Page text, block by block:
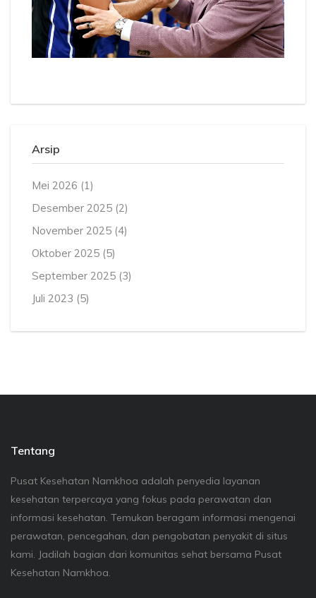
Arsip
Mei 2026 (1)
Desember 2025 (2)
November 2025 (4)
Oktober 2025 (5)
September 2025 (3)
Juli 2023 (5)
Tentang
Pusat Kesehatan Namkhoa adalah penyedia layanan
kesehatan terpercaya yang fokus pada perawatan dan
informasi kesehatan. Temukan beragam informasi mengenai
perawatan, pencegahan, dan pengobatan penyakit di situs
kami. Jadilah bagian dari komunitas sehat bersama Pusat
Kesehatan Namkhoa.